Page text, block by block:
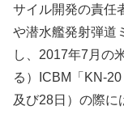
サイル開発の責任
や潜水艦発射弾道
し、2017年7月の
る）ICBM「KN-
及び28日）の際に